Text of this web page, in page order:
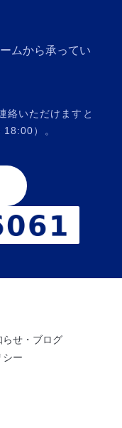
ムから承ってい
絡いただけますと
）。
らせ・ブログ
シー